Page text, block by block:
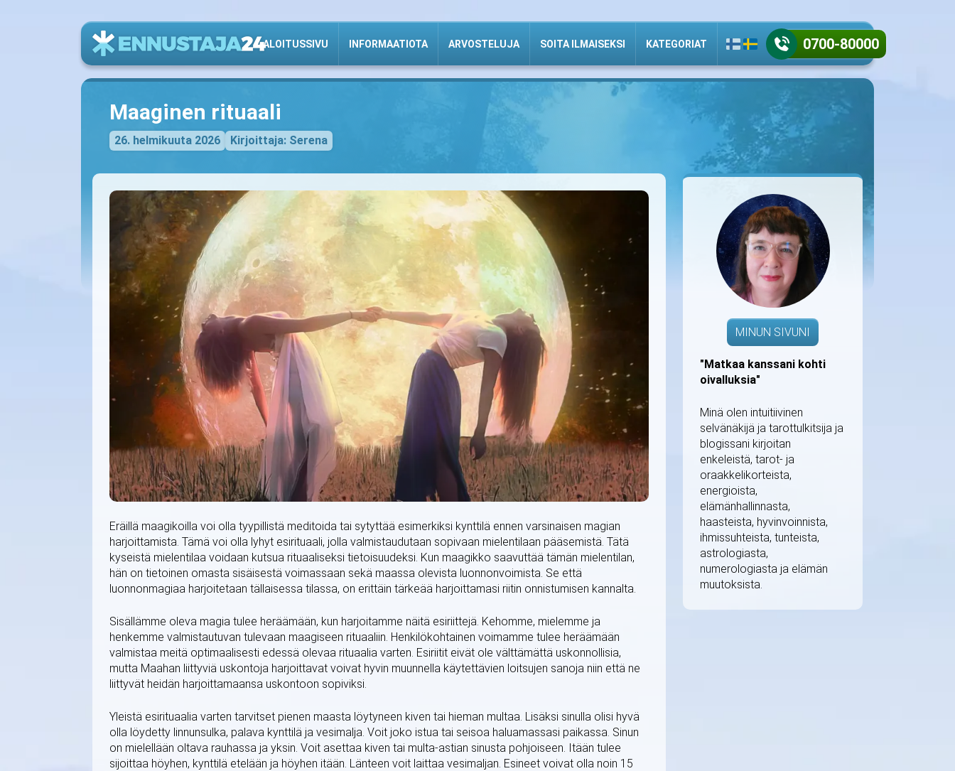
ALOITUSSIVU INFORMAATIOTA ARVOSTELUJA SOITA ILMAISEKSI KATEGORIAT 0700-80000
Maaginen rituaali
26. helmikuuta 2026 Kirjoittaja: Serena
Eräillä maagikoilla voi olla tyypillistä meditoida tai sytyttää esimerkiksi kynttilä ennen varsinaisen magian
harjoittamista. Tämä voi olla lyhyt esirituaali, jolla valmistaudutaan sopivaan mielentilaan pääsemistä. Tätä
kyseistä mielentilaa voidaan kutsua rituaaliseksi tietoisuudeksi. Kun maagikko saavuttää tämän mielentilan,
hän on tietoinen omasta sisäisestä voimassaan sekä maassa olevista luonnonvoimista. Se että
luonnonmagiaa harjoitetaan tällaisessa tilassa, on erittäin tärkeää harjoittamasi riitin onnistumisen kannalta.
Sisällämme oleva magia tulee heräämään, kun harjoitamme näitä esiriittejä. Kehomme, mielemme ja
henkemme valmistautuvan tulevaan maagiseen rituaaliin. Henkilökohtainen voimamme tulee heräämään
valmistaa meitä optimaalisesti edessä olevaa rituaalia varten. Esiriitit eivät ole välttämättä uskonnollisia,
mutta Maahan liittyviä uskontoja harjoittavat voivat hyvin muunnella käytettävien loitsujen sanoja niin että ne
liittyvät heidän harjoittamaansa uskontoon sopiviksi.
Yleistä esirituaalia varten tarvitset pienen maasta löytyneen kiven tai hieman multaa. Lisäksi sinulla olisi hyvä
olla löydetty linnunsulka, palava kynttilä ja vesimalja. Voit joko istua tai seisoa haluamassasi paikassa. Sinun
on mielellään oltava rauhassa ja yksin. Voit asettaa kiven tai multa-astian sinusta pohjoiseen. Itään tulee
sijoittaa höyhen, kynttilä etelään ja höyhen itään. Länteen voit laittaa vesimaljan. Esineet voivat olla noin 15
MINUN SIVUNI
"Matkaa kanssani kohti
oivalluksia"
Minä olen intuitiivinen
selvänäkijä ja tarottulkitsija ja
blogissani kirjoitan
enkeleistä, tarot- ja
oraakkelikorteista,
energioista,
elämänhallinnasta,
haasteista, hyvinvoinnista,
ihmissuhteista, tunteista,
astrologiasta,
numerologiasta ja elämän
muutoksista.